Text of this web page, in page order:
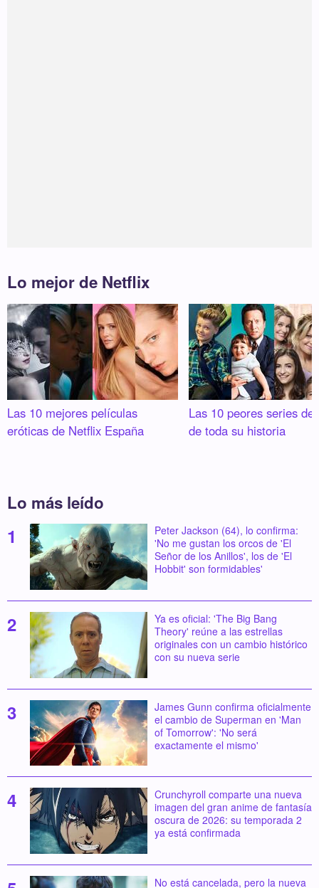
Lo mejor de Netflix
Las 10 mejores películas
eróticas de Netflix España
Las 10 peores series de
de toda su historia
Lo más leído
Peter Jackson (64), lo confirma:
'No me gustan los orcos de 'El
Señor de los Anillos', los de 'El
Hobbit' son formidables'
Ya es oficial: 'The Big Bang
Theory' reúne a las estrellas
originales con un cambio histórico
con su nueva serie
James Gunn confirma oficialmente
el cambio de Superman en 'Man
of Tomorrow': 'No será
exactamente el mismo'
Crunchyroll comparte una nueva
imagen del gran anime de fantasía
oscura de 2026: su temporada 2
ya está confirmada
No está cancelada, pero la nueva